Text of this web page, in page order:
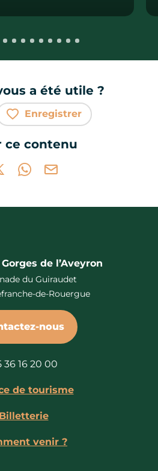
a été utile ?
Enregistrer
ce contenu
sur Facebook (nouvelle
sur X / Twitter (nouvelle
Partager sur WhatsApp
Partager par mail
de l’Aveyron
du Guiraudet
de-Rouergue
nous
36 16 20 00
de tourisme
Billetterie
venir ?